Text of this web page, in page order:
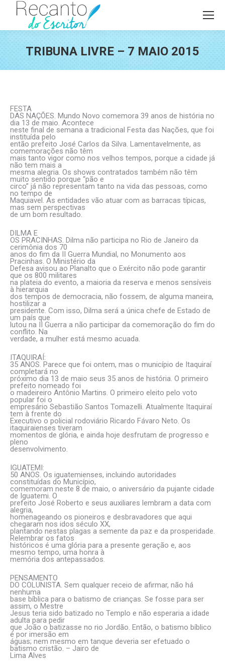
TRIBUNA LIVRE – 7 MAIO 2015
FESTA
DAS NAÇÕES. Mundo Novo comemora 39 anos de história no
dia 13 de maio. Acontece
neste final de semana a tradicional Festa das Nações, que foi
instituída pelo
então prefeito José Carlos da Silva. Lamentavelmente, as
comemorações não têm
mais tanto vigor como nos velhos tempos, porque a cidade já
não tem mais a
mesma alegria. Os shows contratados também não têm
muito sentido porque “pão e
circo” já não representam tanto na vida das pessoas, como
no tempo de
Maquiavel. As entidades vão atuar com as barracas típicas,
mas sem perspectivas
de um bom resultado.
DILMA E
OS PRACINHAS. Dilma não participa no Rio de Janeiro da
cerimônia dos 70
anos do fim da II Guerra Mundial, no Monumento aos
Pracinhas. O Ministério da
Defesa avisou ao Planalto que o Exército não pode garantir
que os 800 militares
na plateia do evento, a maioria da reserva e menos sensíveis
à hierarquia
dos tempos de democracia, não fossem, de alguma maneira,
hostilizar a
presidente. Com isso, Dilma será a única chefe de Estado de
um país que
lutou na II Guerra a não participar da comemoração do fim do
conflito. Na
verdade, a mulher está mesmo acuada.
ITAQUIRAÍ:
35 ANOS. Parece que foi ontem, mas o município de Itaquiraí
completará no
próximo dia 13 de maio seus 35 anos de história. O primeiro
prefeito nomeado foi
o madeireiro Antônio Martins. O primeiro eleito pelo voto
popular foi o
empresário Sebastião Santos Tomazelli. Atualmente Itaquiraí
tem à frente do
Executivo o policial rodoviário Ricardo Fávaro Neto. Os
itaquiraienses tiveram
momentos de glória, e ainda hoje desfrutam de progresso e
pleno
desenvolvimento.
IGUATEMI:
50 ANOS. Os iguatemienses, incluindo autoridades
constituídas do Município,
comemoram neste 8 de maio, o aniversário da pujante cidade
de Iguatemi. O
prefeito José Roberto e seus auxiliares lembram a data com
alegria,
homenageando os pioneiros e desbravadores que aqui
chegaram nos idos século XX,
plantando nestas plagas a semente da paz e da prosperidade.
Relembrar os fatos
históricos é uma glória para a presente geração e, aos
mesmo tempo, uma honra à
memória dos antepassados.
PENSAMENTO
DO COLUNISTA. Sem qualquer receio de afirmar, não há
nenhuma
base bíblica para o batismo de crianças. Se fosse para ser
assim, o Mestre
Jesus teria sido batizado no Templo e não esperaria a idade
adulta para pedir
que João o batizasse no rio Jordão. Então, o batismo bíblico
é por imersão em
águas; nem mesmo em tanque deveria ser efetuado o
batismo cristão. – Jairo de
Lima Alves